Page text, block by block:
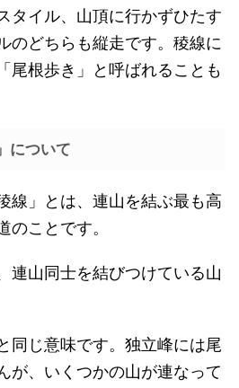
タイル、山頂に行かずひたす
のどちらも縦走です。稜線に
尾根歩き」と呼ばれることも
について
線」とは、連山を結ぶ最も高
のことです。
連山同士を結びつけている山
同じ意味です。独立峰には尾
が、いくつかの山が連なって